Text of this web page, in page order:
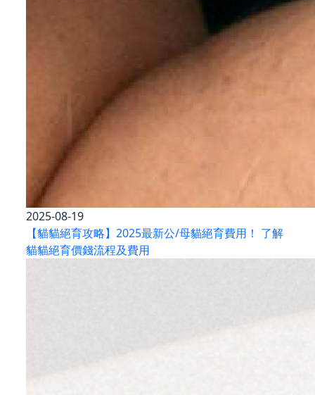
2025-08-19
【貓貓絕育攻略】2025最新公/母貓絕育費用！ 了解
貓貓絕育價錢流程及費用